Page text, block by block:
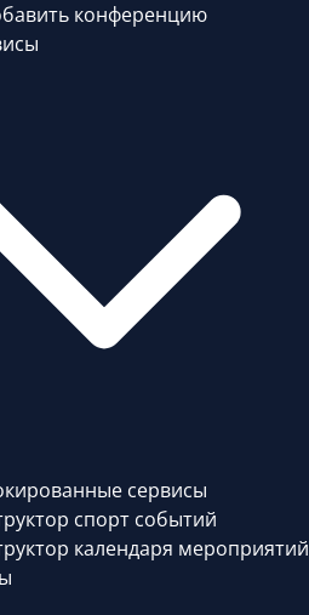
конференцию
сервисы
спорт событий
календаря мероприятий